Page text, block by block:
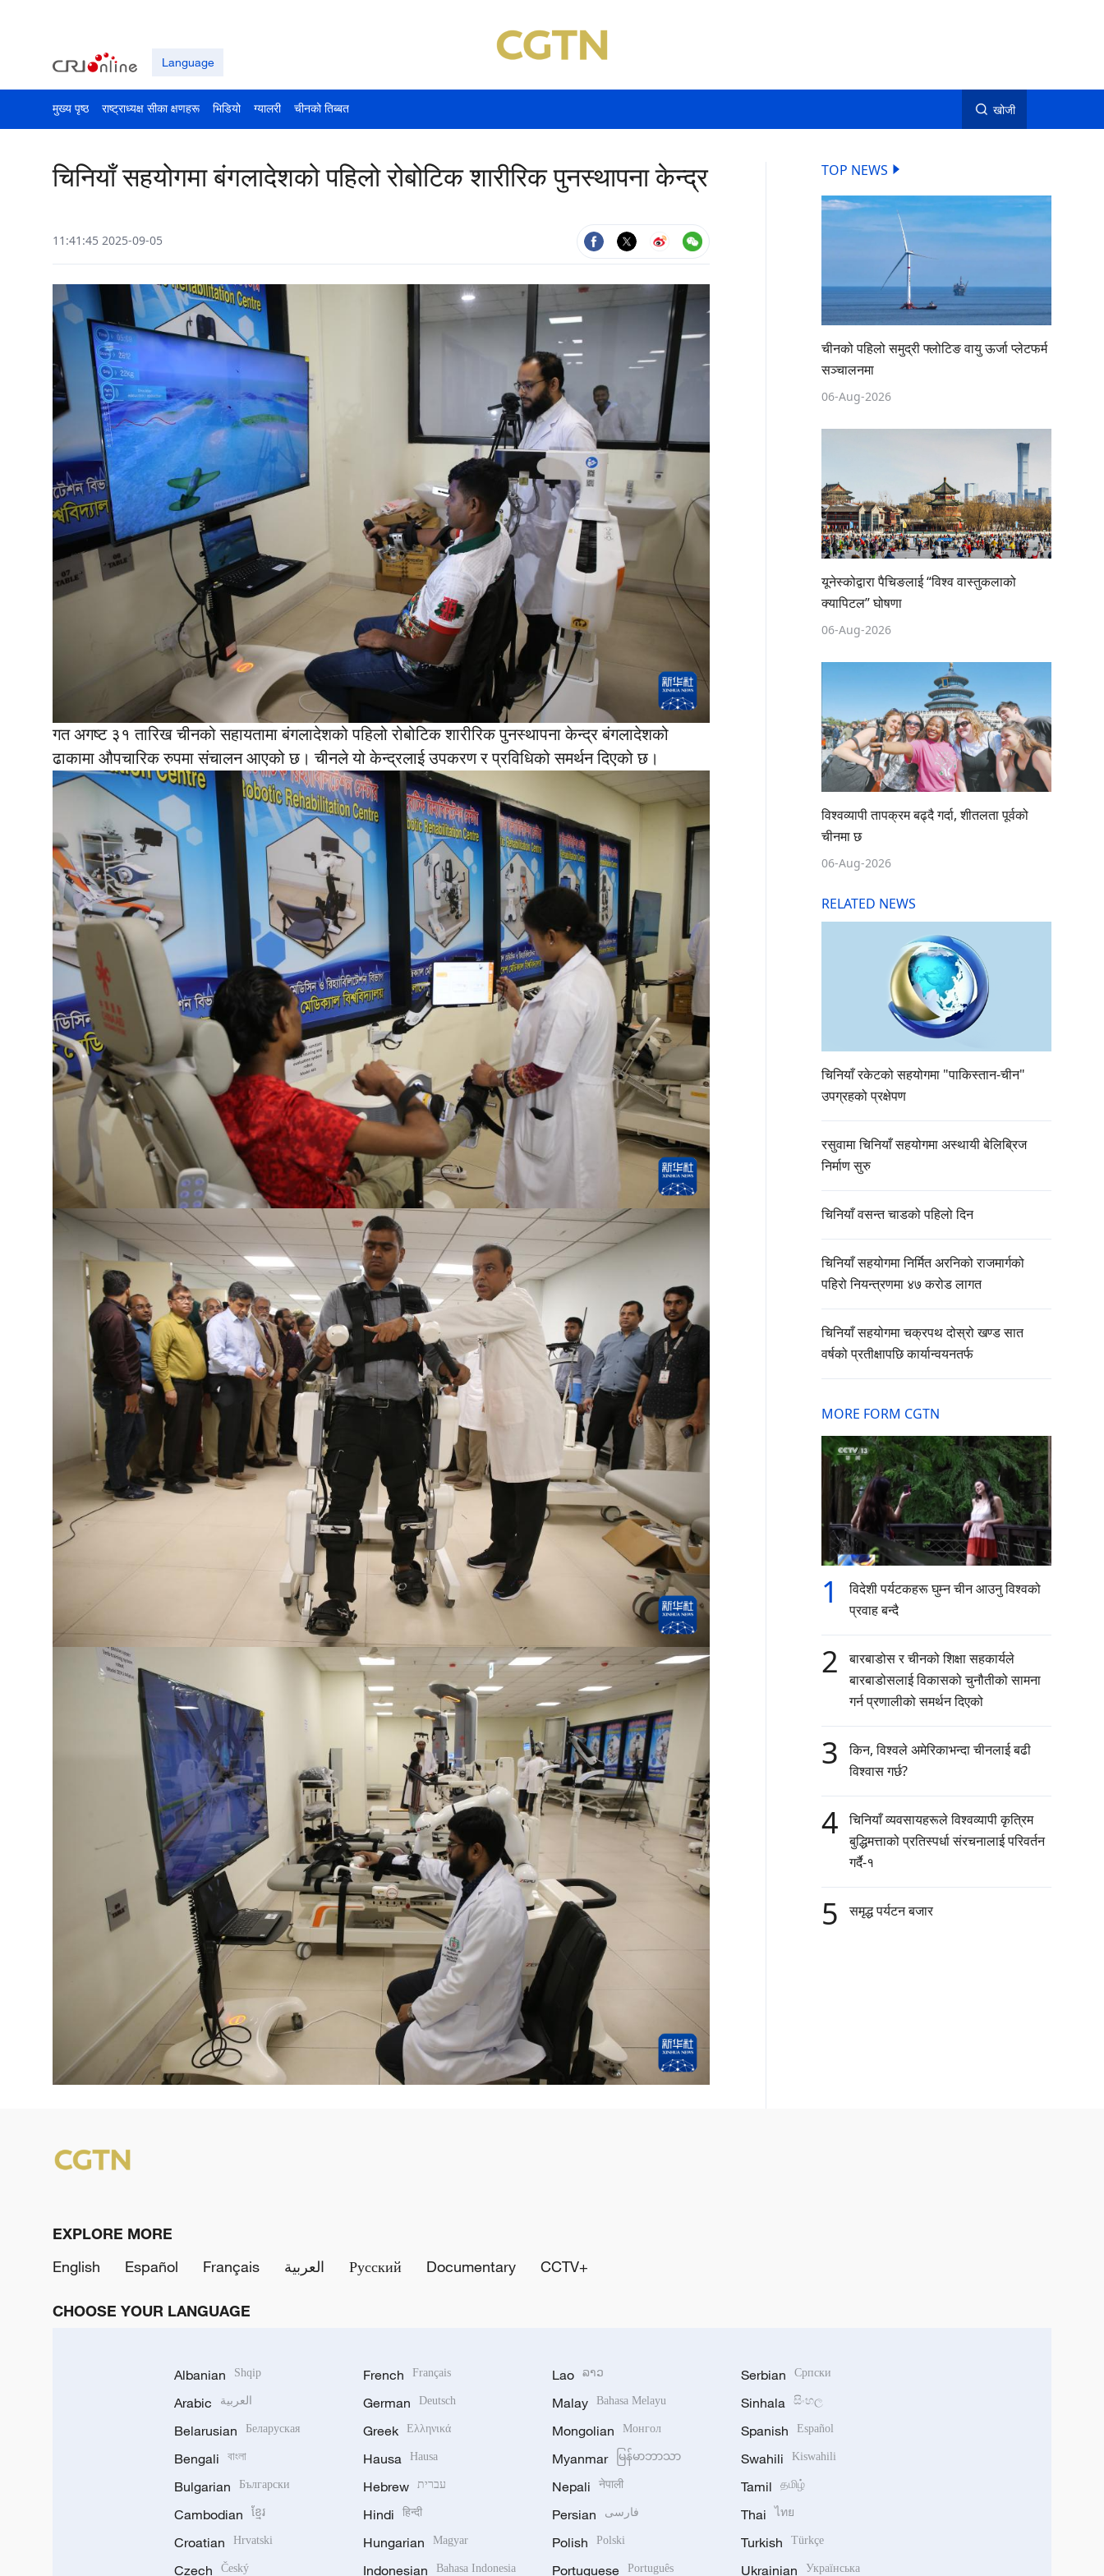
Language
मुख्य पृष्ठ राष्ट्राध्यक्ष सीका क्षणहरू भिडियो ग्यालरी चीनको तिब्बत खोजी
चिनियाँ सहयोगमा बंगलादेशको पहिलो रोबोटिक शारीरिक पुनस्थापना केन्द्र
11:41:45 2025-09-05
गत अगष्ट ३१ तारिख चीनको सहायतामा बंगलादेशको पहिलो रोबोटिक शारीरिक पुनस्थापना केन्द्र बंगलादेशको
ढाकामा औपचारिक रुपमा संचालन आएको छ। चीनले यो केन्द्रलाई उपकरण र प्रविधिको समर्थन दिएको छ।
TOP NEWS
चीनको पहिलो समुद्री फ्लोटिङ वायु ऊर्जा प्लेटफर्म
सञ्चालनमा
06-Aug-2026
यूनेस्कोद्वारा पैचिङलाई “विश्व वास्तुकलाको
क्यापिटल” घोषणा
06-Aug-2026
विश्वव्यापी तापक्रम बढ्दै गर्दा, शीतलता पूर्वको
चीनमा छ
06-Aug-2026
RELATED NEWS
चिनियाँ रकेटको सहयोगमा "पाकिस्तान-चीन"
उपग्रहको प्रक्षेपण
रसुवामा चिनियाँ सहयोगमा अस्थायी बेलिब्रिज
निर्माण सुरु
चिनियाँ वसन्त चाडको पहिलो दिन
चिनियाँ सहयोगमा निर्मित अरनिको राजमार्गको
पहिरो नियन्त्रणमा ४७ करोड लागत
चिनियाँ सहयोगमा चक्रपथ दोस्रो खण्ड सात
वर्षको प्रतीक्षापछि कार्यान्वयनतर्फ
MORE FORM CGTN
1
विदेशी पर्यटकहरू घुम्न चीन आउनु विश्वको
प्रवाह बन्दै
2
बारबाडोस र चीनको शिक्षा सहकार्यले
बारबाडोसलाई विकासको चुनौतीको सामना
गर्न प्रणालीको समर्थन दिएको
3
किन, विश्वले अमेरिकाभन्दा चीनलाई बढी
विश्वास गर्छ?
4
चिनियाँ व्यवसायहरूले विश्वव्यापी कृत्रिम
बुद्धिमत्ताको प्रतिस्पर्धा संरचनालाई परिवर्तन
गर्दै-१
5 समृद्ध पर्यटन बजार
EXPLORE MORE
English
Español Français العربية Русский Documentary CCTV+
CHOOSE YOUR LANGUAGE
Albanian Shqip
Arabic العربية
Belarusian Беларуская
Bengali বাংলা
Bulgarian Български
Cambodian ខ្មែរ
Croatian Hrvatski
Czech Český
French Français
German Deutsch
Greek Ελληνικά
Hausa Hausa
Hebrew עברית
Hindi हिन्दी
Hungarian Magyar
Indonesian Bahasa Indonesia
Lao ລາວ
Malay Bahasa Melayu
Mongolian Монгол
Myanmar မြန်မာဘာသာ
Nepali नेपाली
Persian فارسی
Polish Polski
Portuguese Português
Serbian Српски
Sinhala සිංහල
Spanish Español
Swahili Kiswahili
Tamil தமிழ்
Thai ไทย
Turkish Türkçe
Ukrainian Українська